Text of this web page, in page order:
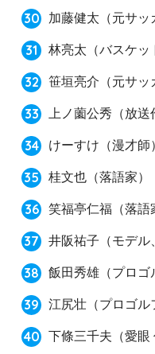
加藤健太 （元サッ
林亮太 （バスケッ
笹垣亮介 （元サッ
上ノ薗公秀 （放送
けーすけ （漫才師
桂文也 （落語家）
笑福亭仁福 （落語
井阪祐子 （モデル
飯田秀雄 （プロゴ
江尻壮 （プロゴル
下條三千夫 （愛